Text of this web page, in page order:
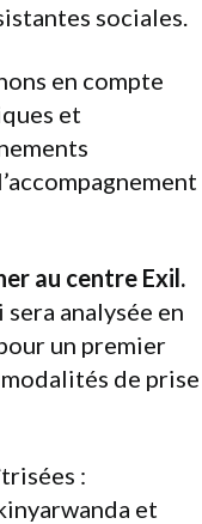
sociales.
en compte
et
au centre Exil.
analysée en
un premier
de prise
:
et